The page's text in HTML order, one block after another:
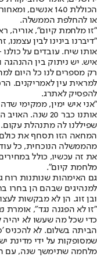
הכוללת 140
או להחלפת הממשלה.
"זו מלחמת קיום", אוריה,
"דיברנו בינינו לבין
איש. יש ניתוק בין
רק מספרים לנו כל היום
למראית עין לאמריקנים.
להפסיק לאתרג.
"אני איש ימין, ממקימי
אותנו כבר 20
המחאה הזו תסחף את
מהממשלה הנוכחית, כל עוד
את זה עכשיו, כולל במחירים
מלחמת קיום".
גם האימהות שנותנות רוח
למנהיגים שבהם הן בחרו
ובן זוג. הן לא מבקשות
"זו לא הפגנה נגד", אומרת
כדי שכל מה שעשו לא יהיה
הביתה בשלום. לא להכניס
שמסופקות על ידי מדינת
מלחמה שתימשך שנה, עם